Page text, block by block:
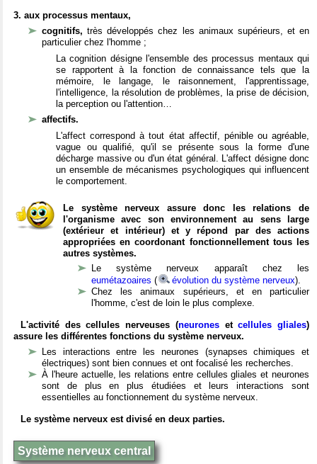
3. aux processus mentaux,
cognitifs,très développés chez les animaux supérieurs, et en
particulier chez l'homme ;
La cognition désigne l'ensemble des processus mentaux qui
se rapportent à la fonction de connaissance tels que la
mémoire, le langage, le raisonnement, l'apprentissage,
l'intelligence, la résolution de problèmes, la prise de décision,
la perception ou l'attention…
affectifs.
L'affect correspond à tout état affectif, pénible ou agréable,
vague ou qualifié, qu'il se présente sous la forme d'une
décharge massive ou d'un état général. L'affect désigne donc
un ensemble de mécanismes psychologiques qui influencent
le comportement.
Le système nerveux assure donc les relations de
l'organisme avec son environnement au sens large
(extérieur et intérieur) et y répond par des actions
appropriées en coordonant fonctionnellement tous les
autres systèmes.
Le système nerveux apparaît chez les
eumétazoaires ( évolution du système nerveux).
Chez les animaux supérieurs, et en particulier
l'homme, c'est de loin le plus complexe.
L'activité des cellules nerveuses (neuronesetcellules gliales)
assure les différentes fonctions du système nerveux.
Les interactions entre les neurones (synapses chimiques et
électriques) sont bien connues et ont focalisé les recherches.
À l'heure actuelle, les relations entre cellules gliales et neurones
sont de plus en plus étudiées et leurs interactions sont
essentielles au fonctionnement du système nerveux.
Le système nerveux est divisé en deux parties.
Système nerveux central